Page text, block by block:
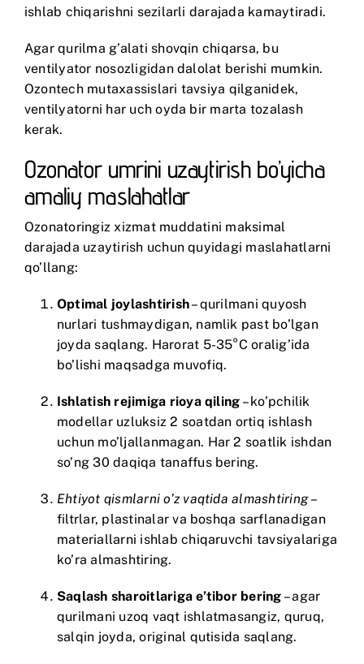
ishlab chiqarishni sezilarli darajada kamaytiradi.
Agar qurilma g’alati shovqin chiqarsa, bu
ventilyator nosozligidan dalolat berishi mumkin.
Ozontechmutaxassislari tavsiya qilganidek,
ventilyatorni har uch oyda bir marta tozalash
kerak.
Ozonator umrini uzaytirish bo’yicha
amaliy maslahatlar
Ozonatoringiz xizmat muddatini maksimal
darajada uzaytirish uchun quyidagi maslahatlarni
qo’llang:
Optimal joylashtirish– qurilmani quyosh
nurlari tushmaydigan, namlik past bo’lgan
joyda saqlang. Harorat 5-35°C oralig’ida
bo’lishi maqsadga muvofiq.
Ishlatish rejimiga rioya qiling – ko’pchilik
modellar uzluksiz 2 soatdan ortiq ishlash
uchun mo’ljallanmagan. Har 2 soatlik ishdan
so’ng 30 daqiqa tanaffus bering.
Ehtiyot qismlarni o’z vaqtida almashtiring–
filtrlar, plastinalar va boshqa sarflanadigan
materiallarni ishlab chiqaruvchi tavsiyalariga
ko’ra almashtiring.
Saqlash sharoitlariga e’tibor bering – agar
qurilmani uzoq vaqt ishlatmasangiz, quruq,
salqin joyda, original qutisida saqlang.